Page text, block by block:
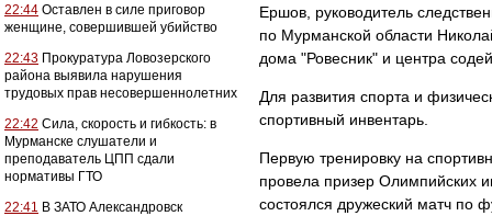
22:44 Оставлен в силе приговор
женщине, совершившей убийство
22:43 Прокуратура Ловозерского
района выявила нарушения
трудовых прав несовершеннолетних
22:42 Сила, скорость и гибкость: в
Мурманске слушатели и
преподаватель ЦПП сдали
нормативы ГТО
22:41 В ЗАТО Александровск
Ершов, руководитель
по Мурманской области
дома "Ровесник" и центра
Для развития спорта и
спортивный инвентарь.
Первую тренировку на
провела призер Олимпийских
состоялся дружеский матч по